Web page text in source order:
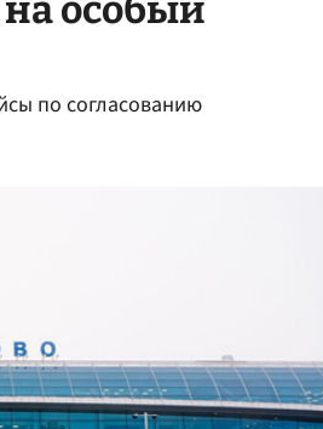
особый
по согласованию